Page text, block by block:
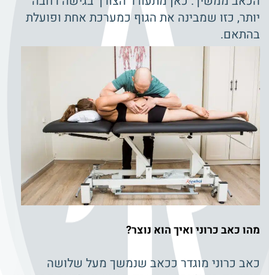
יותר, כזו שמבינה את הגוף כמערכת אחת ופועלת
בהתאם.
מהו כאב כרוני ואיך הוא נוצר?
כאב כרוני מוגדר ככאב שנמשך מעל שלושה